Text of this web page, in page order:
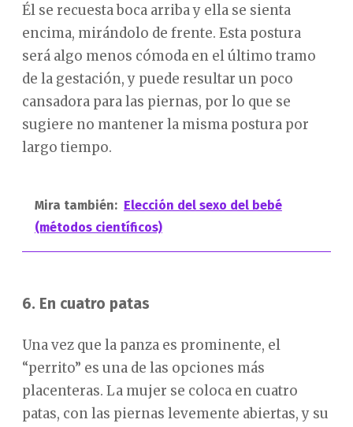
Él se recuesta boca arriba y ella se sienta
encima, mirándolo de frente. Esta postura
será algo menos cómoda en el último tramo
de la gestación, y puede resultar un poco
cansadora para las piernas, por lo que se
sugiere no mantener la misma postura por
largo tiempo.
Mira también: Elección del sexo del bebé
(métodos científicos)
6. En cuatro patas
Una vez que la panza es prominente, el
“perrito” es una de las opciones más
placenteras. La mujer se coloca en cuatro
patas, con las piernas levemente abiertas, y su